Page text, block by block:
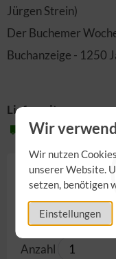
Wir
Wir nutzen
unserer Website.
setzen, benötigen
Einstellungen
Jürgen Strein)
Der Buchemer
Buchanzeige - 1250
Lieferzeit:
2-3 Werktage
5,00 €
inkl. 7,00% MwSt.
Anzahl